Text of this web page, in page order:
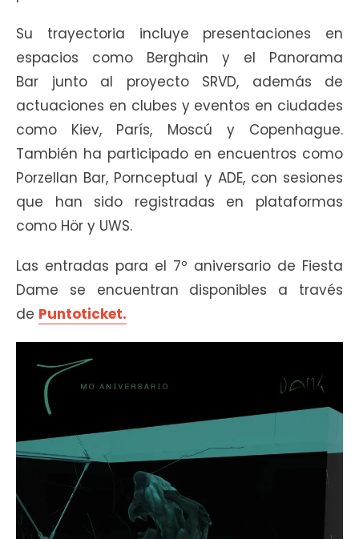
Su trayectoria incluye presentaciones en
espacios como Berghain y el Panorama
Bar junto al proyecto SRVD, además de
actuaciones en clubes y eventos en ciudades
como Kiev, París, Moscú y Copenhague.
También ha participado en encuentros como
Porzellan Bar, Pornceptual y ADE, con sesiones
que han sido registradas en plataformas
como Hör y UWS.
Las entradas para el 7º aniversario de Fiesta
Dame se encuentran disponibles a través
de Puntoticket.